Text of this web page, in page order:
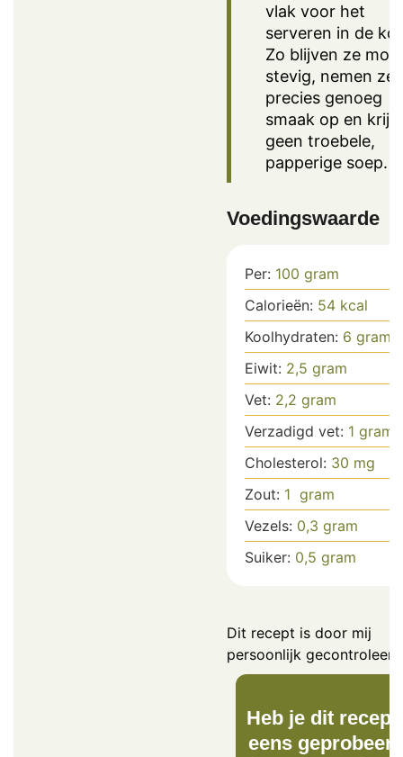
vlak voor het
serveren in de
Zo blijven ze mooi
stevig, nemen ze
precies genoeg
smaak op en krijg
geen troebele,
papperige soep.
Voedingswaarde
Per: 100 gram
Calorieën: 54 kcal
Koolhydraten: 6 gram
Eiwit: 2,5 gram
Vet: 2,2 gram
Verzadigd vet: 1 gram
Cholesterol: 30 mg
Zout: 1 gram
Vezels: 0,3 gram
Suiker: 0,5 gram
Dit recept is door mij
persoonlijk
Heb je dit recept
eens